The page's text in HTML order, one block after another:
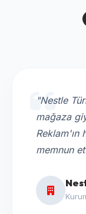
"Nestle
mağaza
Reklam'ın
memnun